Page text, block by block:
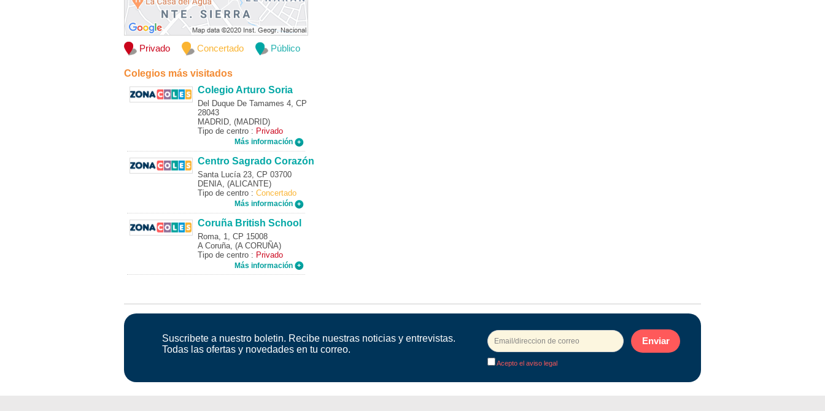
Privado Concertado Público
Colegios más visitados
Colegio Arturo Soria
Del Duque De Tamames 4, CP
28043
MADRID, (MADRID)
Tipo de centro : Privado
Más información
Centro Sagrado Corazón
Santa Lucía 23, CP 03700
DENIA, (ALICANTE)
Tipo de centro : Concertado
Más información
Coruña British School
Roma, 1, CP 15008
A Coruña, (A CORUÑA)
Tipo de centro : Privado
Más información
Suscribete a nuestro boletin. Recibe nuestras noticias y entrevistas.
Todas las ofertas y novedades en tu correo.
Enviar
Acepto el aviso legal